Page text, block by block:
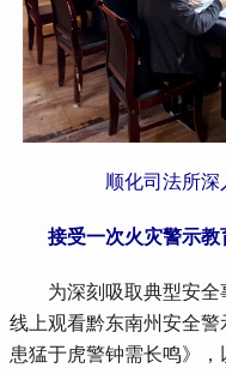
顺化司法所深
接受一次火灾警示教
为深刻吸取典型安全
线上观看黔东南州安全
患猛于虎警钟需长鸣》